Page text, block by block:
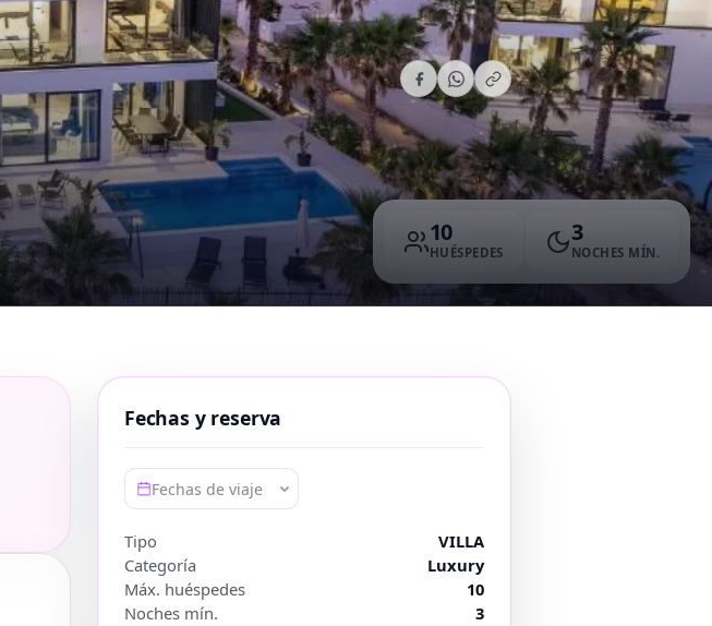
10
HUÉSPEDES
3
NOCHES MÍN.
Fechas y reserva
Fechas de viaje
Tipo
VILLA
Categoría
Luxury
Máx. huéspedes
10
Noches mín.
3